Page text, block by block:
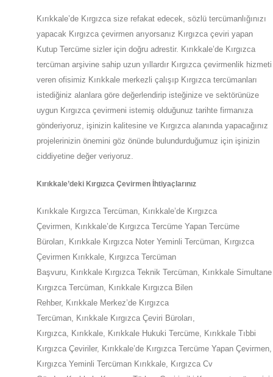
Kırıkkale’de Kırgızca size refakat edecek, sözlü tercümanlığınızı
yapacak Kırgızca çevirmen arıyorsanız Kırgızca çeviri yapan
Kutup Tercüme sizler için doğru adrestir. Kırıkkale’de Kırgızca
tercüman arşivine sahip uzun yıllardır Kırgızca çevirmenlik hizmeti
veren ofisimiz Kırıkkale merkezli çalışıp Kırgızca tercümanları
istediğiniz alanlara göre değerlendirip isteğinize ve sektörünüze
uygun Kırgızca çevirmeni istemiş olduğunuz tarihte firmanıza
gönderiyoruz, işinizin kalitesine ve Kırgızca alanında yapacağınız
projelerinizin önemini göz önünde bulundurduğumuz için işinizin
ciddiyetine değer veriyoruz.
Kırıkkale’deki Kırgızca Çevirmen İhtiyaçlarınız
Kırıkkale Kırgızca Tercüman, Kırıkkale’de Kırgızca
Çevirmen, Kırıkkale’de Kırgızca Tercüme Yapan Tercüme
Büroları, Kırıkkale Kırgızca Noter Yeminli Tercüman, Kırgızca
Çevirmen Kırıkkale, Kırgızca Tercüman
Başvuru, Kırıkkale Kırgızca Teknik Tercüman, Kırıkkale Simultane
Kırgızca Tercüman, Kırıkkale Kırgızca Bilen
Rehber, Kırıkkale Merkez’de Kırgızca
Tercüman, Kırıkkale Kırgızca Çeviri Büroları,
Kırgızca, Kırıkkale, Kırıkkale Hukuki Tercüme, Kırıkkale Tıbbi
Kırgızca Çeviriler, Kırıkkale’de Kırgızca Tercüme Yapan Çevirmen,
Kırgızca Yeminli Tercüman Kırıkkale, Kırgızca Cv